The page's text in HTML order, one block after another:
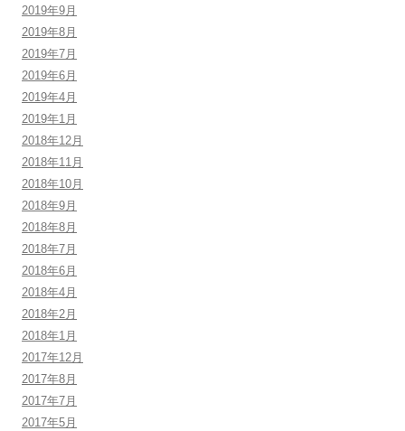
2019年9月
2019年8月
2019年7月
2019年6月
2019年4月
2019年1月
2018年12月
2018年11月
2018年10月
2018年9月
2018年8月
2018年7月
2018年6月
2018年4月
2018年2月
2018年1月
2017年12月
2017年8月
2017年7月
2017年5月